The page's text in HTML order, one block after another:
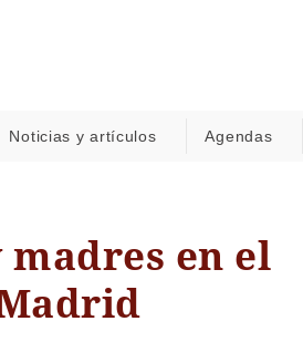
Noticias y artículos Agendas
madres en el